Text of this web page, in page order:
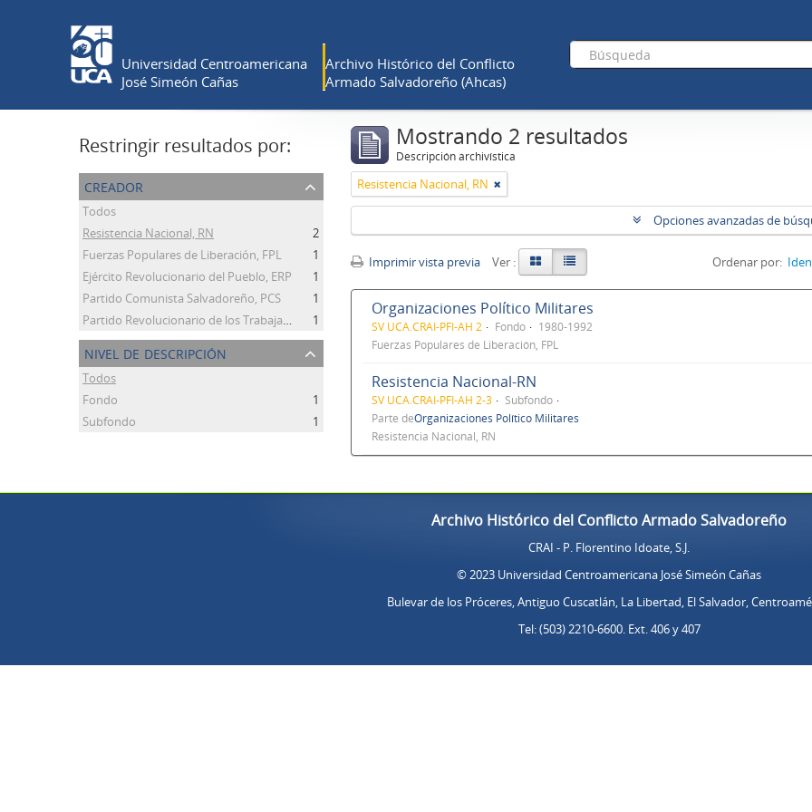
Universidad Centroamericana
José Simeón Cañas
Archivo Histórico del Conflicto
Armado Salvadoreño (Ahcas)
Restringir resultados por:
creador
Todos
Resistencia Nacional, RN
2
Fuerzas Populares de Liberación, FPL
1
Ejército Revolucionario del Pueblo, ERP
1
Partido Comunista Salvadoreño, PCS
1
Partido Revolucionario de los Trabajadores Centroamericanos, PRTC
1
nivel de descripción
Todos
Fondo
1
Subfondo
1
Mostrando 2 resultados
Descripción archivística
Resistencia Nacional, RN
Opciones avanzadas de
Imprimir vista previa Ver : Ordenar por:
Organizaciones Político Militares
SV UCA.CRAI-PFI-AH 2 Fondo
1980-1992
Fuerzas Populares de Liberación, FPL
Resistencia Nacional-RN
SV UCA.CRAI-PFI-AH 2-3
Subfondo
Parte deOrganizaciones Político Militares
Resistencia Nacional, RN
Archivo Histórico del Conflicto Armado Salvadoreño
CRAI - P. Florentino Idoate, S.J.
© 2023 Universidad Centroamericana José Simeón Cañas
Bulevar de los Próceres, Antiguo Cuscatlán, La Libertad, El Salvador,
Tel: (503) 2210-6600. Ext. 406 y 407